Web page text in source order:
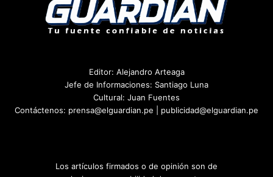
Editor: Alejandro Arteaga
Jefe de Informaciones: Santiago Luna
Cultural: Juan Fuentes
Contáctenos: prensa@elguardian.pe | publicidad@elguardian.pe
Los artículos firmados o de opinión son de